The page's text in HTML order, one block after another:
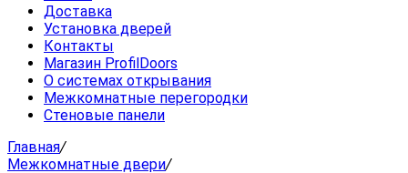
Доставка
Установка дверей
Контакты
Магазин ProfilDoors
О системах открывания
Межкомнатные перегородки
Стеновые панели
Главная/
Межкомнатные двери/